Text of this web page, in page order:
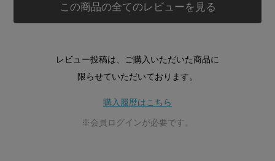
この商品の全てのレビューを見る
レビュー投稿は、ご購入いただいた商品に
限らせていただいております。
購入履歴はこちら
※会員ログインが必要です。